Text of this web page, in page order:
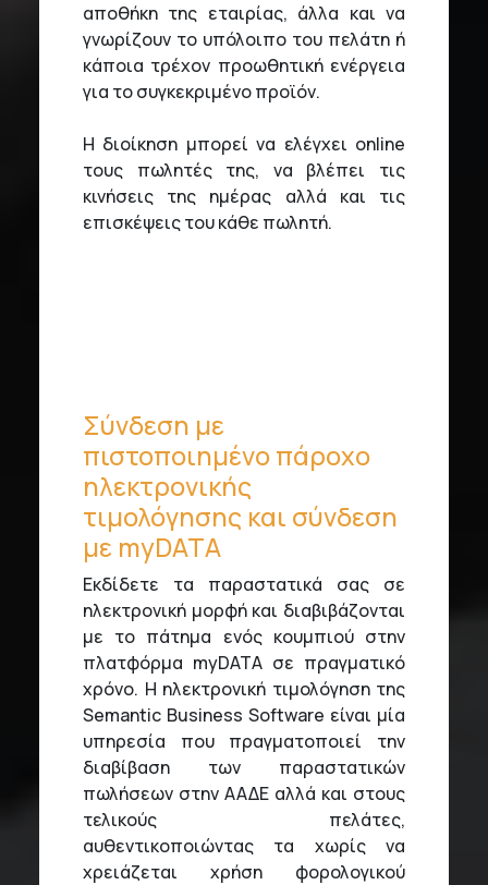
αποθήκη της εταιρίας, άλλα και να
γνωρίζουν το υπόλοιπο του πελάτη ή
κάποια τρέχον προωθητική ενέργεια
για το συγκεκριμένο προϊόν.
Η διοίκηση μπορεί να ελέγχει online
τους πωλητές της, να βλέπει τις
κινήσεις της ημέρας αλλά και τις
επισκέψεις του κάθε πωλητή.
Σύνδεση με
πιστοποιημένο πάροχο
ηλεκτρονικής
τιμολόγησης και σύνδεση
με myDATA
Εκδίδετε τα παραστατικά σας σε
ηλεκτρονική μορφή και διαβιβάζονται
με το πάτημα ενός κουμπιού στην
πλατφόρμα myDATA σε πραγματικό
χρόνο. Η ηλεκτρονική τιμολόγηση της
Semantic Business Software είναι μία
υπηρεσία που πραγματοποιεί την
διαβίβαση των παραστατικών
πωλήσεων στην ΑΑΔΕ αλλά και στους
τελικούς πελάτες,
αυθεντικοποιώντας τα χωρίς να
χρειάζεται χρήση φορολογικού